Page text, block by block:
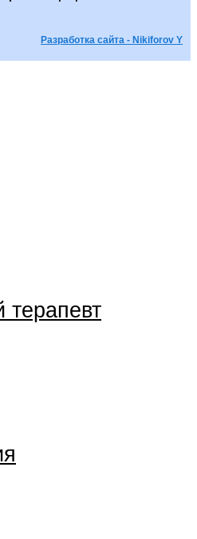
Разработка сайта - Nikiforov Y